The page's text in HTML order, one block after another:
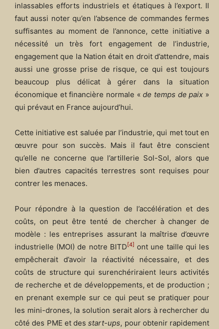
inlassables efforts industriels et étatiques à l’export. Il
faut aussi noter qu’en l’absence de commandes fermes
suffisantes au moment de l’annonce, cette initiative a
nécessité un très fort engagement de l’industrie,
engagement que la Nation était en droit d’attendre, mais
aussi une grosse prise de risque, ce qui est toujours
beaucoup plus délicat à gérer dans la situation
économique et financière normale «de temps de paix »
qui prévaut en France aujourd’hui.
Cette initiative est saluée par l’industrie, qui met tout en
œuvre pour son succès. Mais il faut être conscient
qu’elle ne concerne que l’artillerie Sol-Sol, alors que
bien d’autres capacités terrestres sont requises pour
contrer les menaces.
Pour répondre à la question de l’accélération et des
coûts, on peut être tenté de chercher à changer de
modèle : les entreprises assurant la maîtrise d’œuvre
industrielle (MOI) de notre BITD [4] ont une taille qui les
empêcherait d’avoir la réactivité nécessaire, et des
coûts de structure qui surenchériraient leurs activités
de recherche et de développements, et de production ;
en prenant exemple sur ce qui peut se pratiquer pour
les mini-drones, la solution serait alors à rechercher du
côté des PME et desstart-ups, pour obtenir rapidement